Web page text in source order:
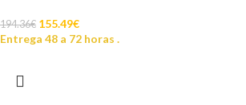
194.36€ 155.49€
Entrega 48 a 72 horas .